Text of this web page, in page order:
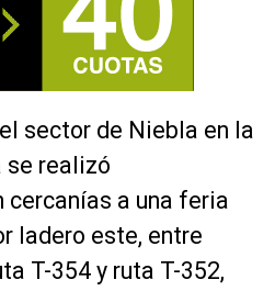
sector de Niebla en la
se realizó
a una feria
ladero este, entre
T-354 y ruta T-352,